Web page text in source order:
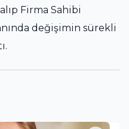
Firma Sahibi
değişimin sürekli